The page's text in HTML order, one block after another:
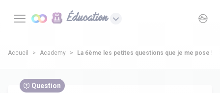
Éducation
Accueil Academy La 6ème les petites questions que je me pose !
Question